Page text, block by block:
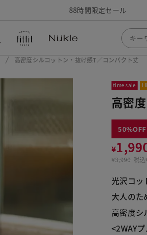
88時間限定セール
高密度シルコットン・抜け感T／コンパクト丈
time sale
高密
50
¥
¥3,990 税込
光沢コ
大人のた
高密度シ
<2WAY